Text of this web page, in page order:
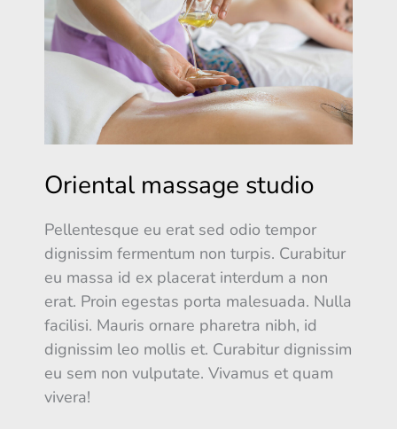
Oriental massage studio
Pellentesque eu erat sed odio tempor
dignissim fermentum non turpis. Curabitur
eu massa id ex placerat interdum a non
erat. Proin egestas porta malesuada. Nulla
facilisi. Mauris ornare pharetra nibh, id
dignissim leo mollis et. Curabitur dignissim
eu sem non vulputate. Vivamus et quam
vivera!